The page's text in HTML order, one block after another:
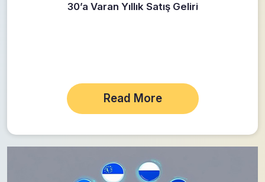
30’a Varan Yıllık Satış Geliri
Read More